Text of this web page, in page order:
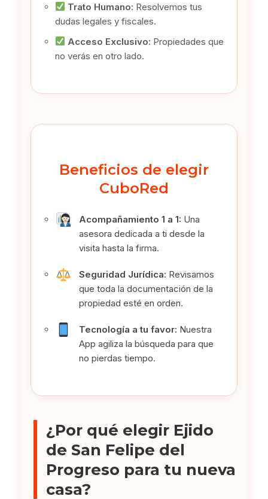
Trato Humano: Resolvemos tus
dudas legales y fiscales.
Acceso Exclusivo: Propiedades que
no verás en otro lado.
Beneficios de elegir
CuboRed
Acompañamiento 1 a 1: Una
asesora dedicada a ti desde la
visita hasta la firma.
Seguridad Jurídica: Revisamos
que toda la documentación de la
propiedad esté en orden.
Tecnología a tu favor: Nuestra
App agiliza la búsqueda para que
no pierdas tiempo.
¿Por qué elegir Ejido
de San Felipe del
Progreso para tu nueva
casa?